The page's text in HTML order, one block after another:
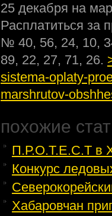
25 декабря на
Расплатиться за
№ 40, 56, 24, 10,
89, 22, 27, 71, 26.
sistema-oplaty-
marshrutov-
похожие
П.Р.О.Т.Е.С.Т в
Конкурс
Хабаровчан